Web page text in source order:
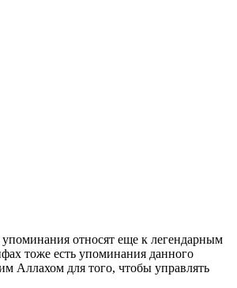
относят еще к легендарным
тоже есть упоминания данного
Аллахом для того, чтобы управлять